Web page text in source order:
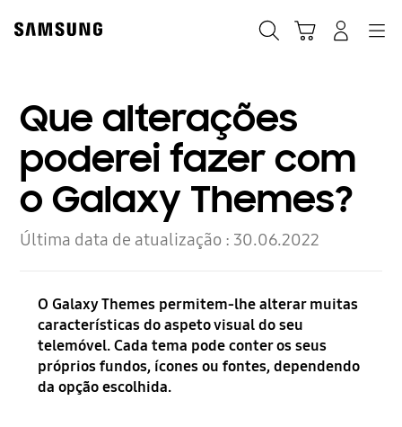
content
accessibility
Que alterações
poderei fazer com
o Galaxy Themes?
Última data de atualização : 30.06.2022
O Galaxy Themes permitem-lhe alterar muitas
características do aspeto visual do seu
telemóvel. Cada tema pode conter os seus
próprios fundos, ícones ou fontes, dependendo
da opção escolhida.